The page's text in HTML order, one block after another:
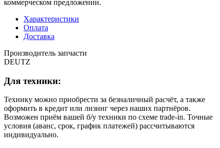
коммерческом предложении.
Характеристики
Оплата
Доставка
Производитель запчасти
DEUTZ
Для техники:
Технику можно приобрести за безналичный расчёт, а также
оформить в кредит или лизинг через наших партнёров.
Возможен приём вашей б/у техники по схеме trade-in. Точные
условия (аванс, срок, график платежей) рассчитываются
индивидуально.